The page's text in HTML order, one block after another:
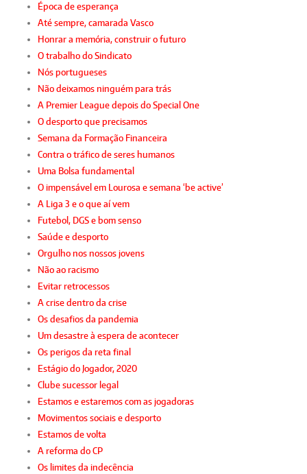
Época de esperança
Até sempre, camarada Vasco
Honrar a memória, construir o futuro
O trabalho do Sindicato
Nós portugueses
Não deixamos ninguém para trás
A Premier League depois do Special One
O desporto que precisamos
Semana da Formação Financeira
Contra o tráfico de seres humanos
Uma Bolsa fundamental
O impensável em Lourosa e semana ‘be active’
A Liga 3 e o que aí vem
Futebol, DGS e bom senso
Saúde e desporto
Orgulho nos nossos jovens
Não ao racismo
Evitar retrocessos
A crise dentro da crise
Os desafios da pandemia
Um desastre à espera de acontecer
Os perigos da reta final
Estágio do Jogador, 2020
Clube sucessor legal
Estamos e estaremos com as jogadoras
Movimentos sociais e desporto
Estamos de volta
A reforma do CP
Os limites da indecência